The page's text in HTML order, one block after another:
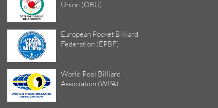
Union (ÖBU)
European Pocket Billiard
Federation (EPBF)
World Pool Billiard
Association (WPA)